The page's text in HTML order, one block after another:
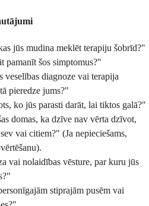
jūs mudina meklēt terapiju šobrīd?"
pamanīt šos simptomus?"
diagnoze vai terapija
pieredze jums?"
ko jūs parasti darāt, lai tiktos galā?"
domas, ka dzīve nav vērta dzīvot,
vai citiem?" (Ja nepieciešams,
vai nolaidības vēsture, par kuru jūs
stiprajām pusēm vai